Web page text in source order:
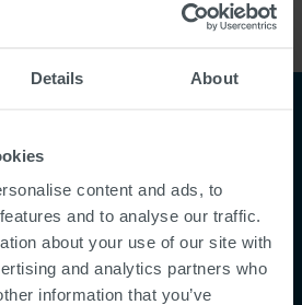
Details About
content and ads, to
and to analyse our traffic.
about your use of our site with
and analytics partners who
information that you’ve
du å vite mer?
oss